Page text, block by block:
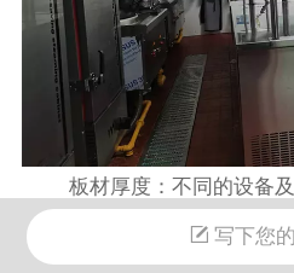
板材厚度：不同的设备及
可以有所不同，正品厂家普
要注意的是，一般面板、操
写下您